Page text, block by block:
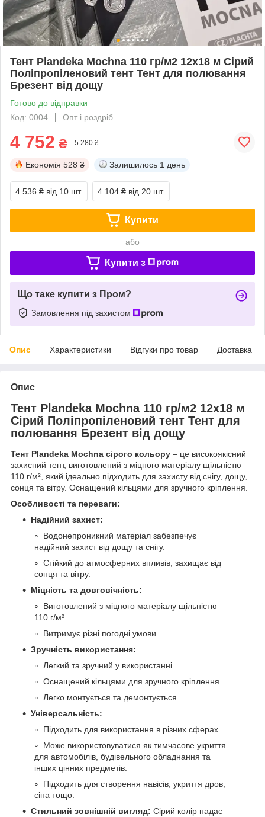
Тент Plandeka Мосhnа 110 гр/м2 12х18 м Сірий
Поліпропіленовий тент Тент для полювання
Брезент від дощу
Готово до відправки
Код: 0004
Опт і роздріб
4 752 ₴ 5 280 ₴
Економія 528 ₴ Залишилось 1 день
4 536 ₴ від 10 шт. 4 104 ₴ від 20 шт.
Купити
або
Купити з
Що таке купити з Пром?
Замовлення під захистом
Опис Характеристики Відгуки про товар Доставка
Опис
Тент Plandeka Мосhnа 110 гр/м2 12х18 м
Сірий Поліпропіленовий тент Тент для
полювання Брезент від дощу
Тент Plandeka Mochnа сірого кольору – це високоякісний
захисний тент, виготовлений з міцного матеріалу щільністю
110 г/м², який ідеально підходить для захисту від снігу, дощу,
сонця та вітру. Оснащений кільцями для зручного кріплення.
Особливості та переваги:
Надійний захист:
Водонепроникний матеріал забезпечує
надійний захист від дощу та снігу.
Стійкий до атмосферних впливів, захищає від
сонця та вітру.
Міцність та довговічність:
Виготовлений з міцного матеріалу щільністю
110 г/м².
Витримує різні погодні умови.
Зручність використання:
Легкий та зручний у використанні.
Оснащений кільцями для зручного кріплення.
Легко монтується та демонтується.
Універсальність:
Підходить для використання в різних сферах.
Може використовуватися як тимчасове укриття
для автомобілів, будівельного обладнання та
інших цінних предметів.
Підходить для створення навісів, укриття дров,
сіна тощо.
Стильний зовнішній вигляд: Сірий колір надає